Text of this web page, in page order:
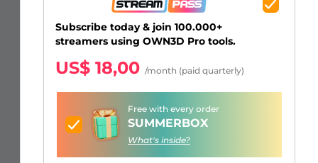
Sobreposições para "só na
conversa"
Alertas Facebook
Banner de Intervalo
Emotes de inscritos Kick
Insígnias de inscritos Twitch
Construtor de Logo Gaming
Subscribe today & join 100.000+
streamers using OWN3D Pro tools.
US$ 18,00 /month (paid quarterly)
Free with every order
SUMMERBOX
What's inside?